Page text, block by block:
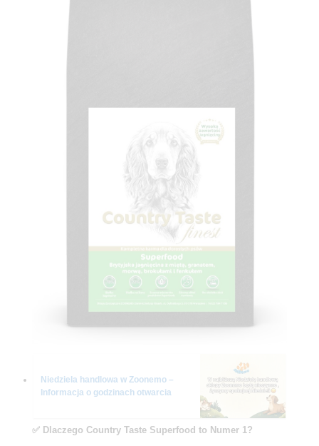
Niedziela handlowa w Zoonemo –
Informacja o godzinach otwarcia
✅ Dlaczego Country Taste Superfood to Numer 1?